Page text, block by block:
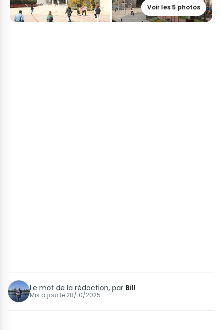
Voir les 5 photos
Le mot de la rédaction, par Bill
Mis à jour le 28/10/2025